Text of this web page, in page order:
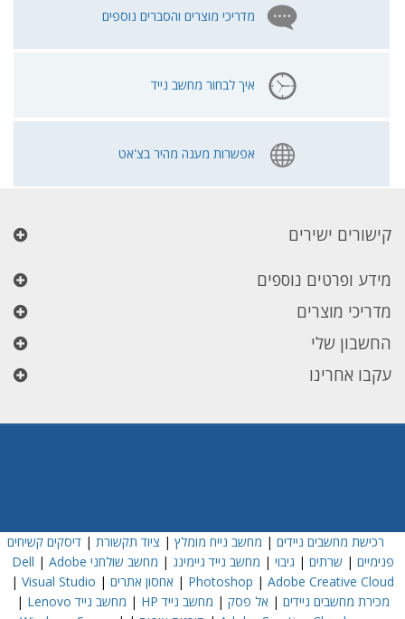
מדריכי מוצרים והסברים נוספים
איך לבחור מחשב נייד
אפשרות מענה מהיר בצ'אט
קישורים ישירים
מידע ופרטים נוספים
מדריכי מוצרים
החשבון שלי
עקבו אחרינו
רכישת מחשבים ניידים | מחשב נייח מומלץ | ציוד תקשורת |דיסקים קשיחים
פנימיים | שרתים | גיבוי | מחשב נייד גיימינג | מחשב שולחני Dell | Adobe
Photoshop | Adobe Creative Cloud
| אחסון אתרים |
Visual Studio
|
מכירת מחשבים ניידים | אל פסק | מחשב נייד HP | מחשב נייד Lenovo
|